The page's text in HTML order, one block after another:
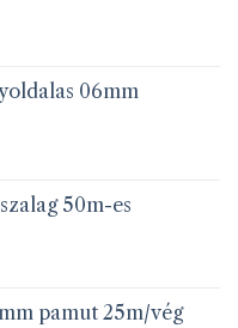
06mm
50m-es
pamut 25m/vég